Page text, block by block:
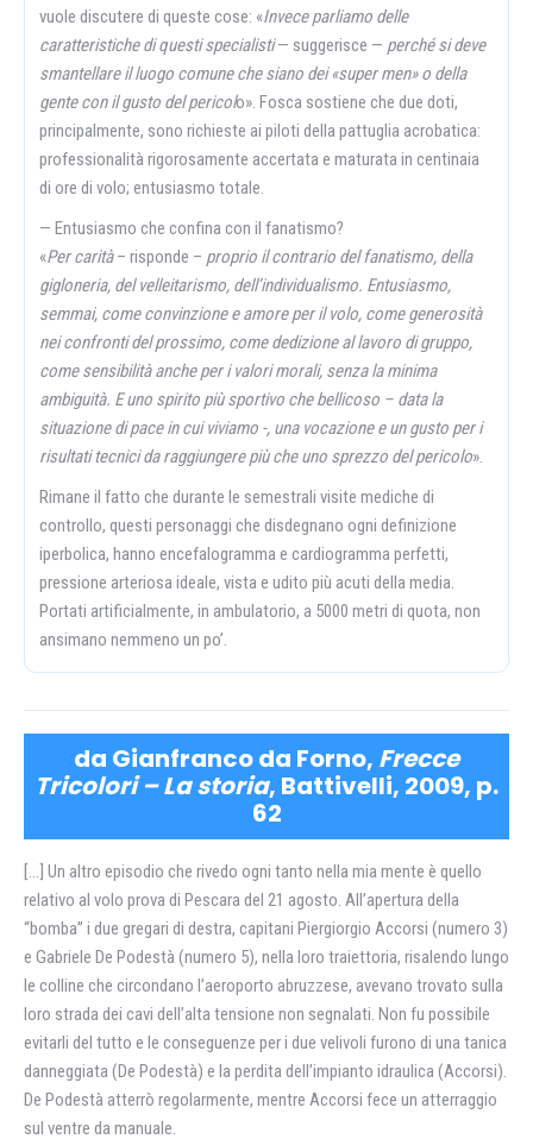
vuole discutere di queste cose: «Invece parliamo delle
caratteristiche di questi specialisti— suggerisce — perché si deve
smantellare il luogo comune che siano dei «super men» o della
gente con il gusto del pericolo». Fosca sostiene che due doti,
principalmente, sono richieste ai piloti della pattuglia acrobatica:
professionalità rigorosamente accertata e maturata in centinaia
di ore di volo; entusiasmo totale.
— Entusiasmo che confina con il fanatismo?
«Per carità– risponde – proprio il contrario del fanatismo, della
gigloneria, del velleitarismo, dell’individualismo. Entusiasmo,
semmai, come convinzione e amore per il volo, come generosità
nei confronti del prossimo, come dedizione al lavoro di gruppo,
come sensibilità anche per i valori morali, senza la minima
ambiguità. E uno spirito più sportivo che bellicoso – data la
situazione di pace in cui viviamo -, una vocazione e un gusto per i
risultati tecnici da raggiungere più che uno sprezzo del pericolo».
Rimane il fatto che durante le semestrali visite mediche di
controllo, questi personaggi che disdegnano ogni definizione
iperbolica, hanno encefalogramma e cardiogramma perfetti,
pressione arteriosa ideale, vista e udito più acuti della media.
Portati artificialmente, in ambulatorio, a 5000 metri di quota, non
ansimano nemmeno un po’.
da Gianfranco da Forno, Frecce
Tricolori – La storia, Battivelli, 2009, p.
62
[…] Un altro episodio che rivedo ogni tanto nella mia mente è quello
relativo al volo prova di Pescara del 21 agosto. All’apertura della
“bomba” i due gregari di destra, capitani Piergiorgio Accorsi (numero 3)
e Gabriele De Podestà (numero 5), nella loro traiettoria, risalendo lungo
le colline che circondano l’aeroporto abruzzese, avevano trovato sulla
loro strada dei cavi dell’alta tensione non segnalati. Non fu possibile
evitarli del tutto e le conseguenze per i due velivoli furono di una tanica
danneggiata (De Podestà) e la perdita dell’impianto idraulica (Accorsi).
De Podestà atterrò regolarmente, mentre Accorsi fece un atterraggio
sul ventre da manuale.